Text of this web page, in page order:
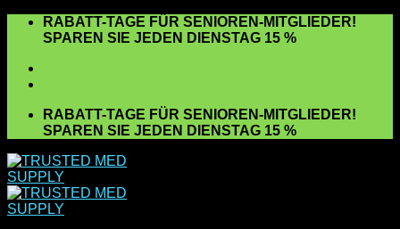
Zum
RABATT-TAGE FÜR SENIOREN-MITGLIEDER!
SPAREN SIE JEDEN DIENSTAG 15 %
RABATT-TAGE FÜR SENIOREN-MITGLIEDER!
SPAREN SIE JEDEN DIENSTAG 15 %